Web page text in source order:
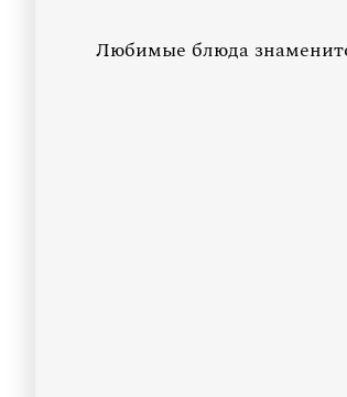
Любимые блюда